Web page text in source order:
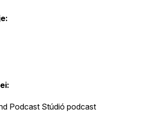
Podcast Stúdió podcast